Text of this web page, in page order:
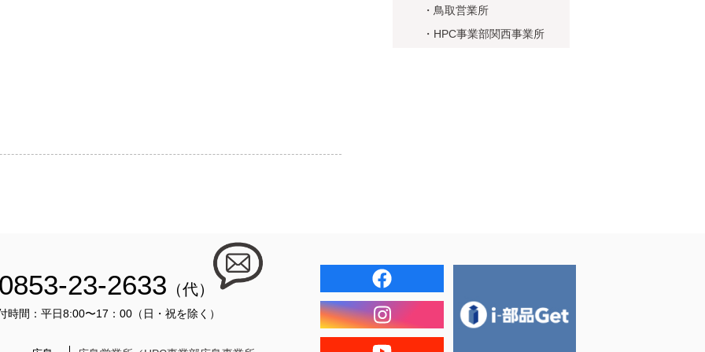
・鳥取営業所
・HPC事業部関西事業所
23-2633 （代）
時間：平日8:00〜17：00（日・祝を除く）